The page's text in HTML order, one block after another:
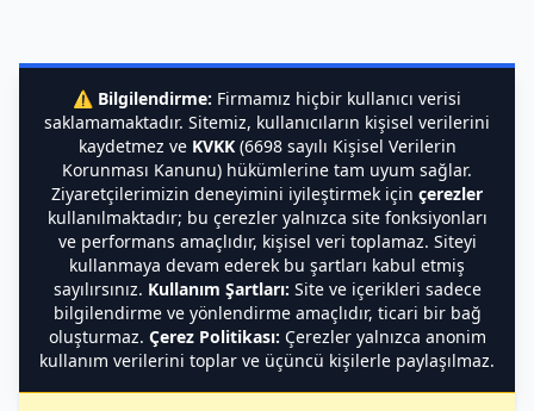
⚠️ Bilgilendirme: Firmamız hiçbir kullanıcı verisi
saklamamaktadır. Sitemiz, kullanıcıların kişisel verilerini
kaydetmez ve KVKK(6698 sayılı Kişisel Verilerin
Korunması Kanunu) hükümlerine tam uyum sağlar.
Ziyaretçilerimizin deneyimini iyileştirmek için çerezler
kullanılmaktadır; bu çerezler yalnızca site fonksiyonları
ve performans amaçlıdır, kişisel veri toplamaz. Siteyi
kullanmaya devam ederek bu şartları kabul etmiş
sayılırsınız. Kullanım Şartları: Site ve içerikleri sadece
bilgilendirme ve yönlendirme amaçlıdır, ticari bir bağ
oluşturmaz. Çerez Politikası: Çerezler yalnızca anonim
kullanım verilerini toplar ve üçüncü kişilerle paylaşılmaz.